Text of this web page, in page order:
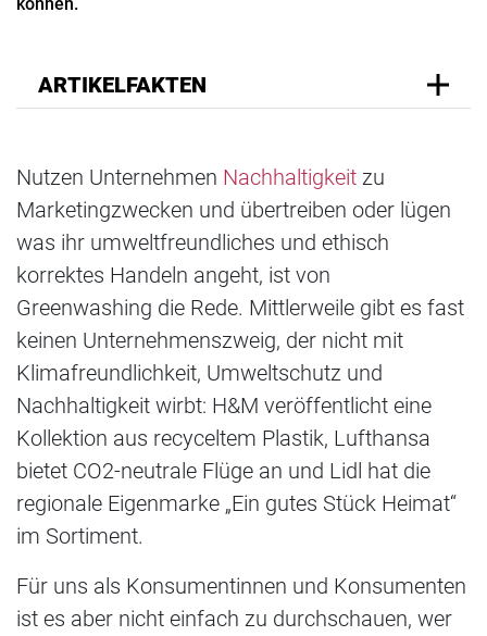
ARTIKELFAKTEN
Nutzen Unternehmen Nachhaltigkeit zu
Marketingzwecken und übertreiben oder lügen
was ihr umweltfreundliches und ethisch
korrektes Handeln angeht, ist von
Greenwashing die Rede. Mittlerweile gibt es fast
keinen Unternehmenszweig, der nicht mit
Klimafreundlichkeit, Umweltschutz und
Nachhaltigkeit wirbt: H&M veröffentlicht eine
Kollektion aus recyceltem Plastik, Lufthansa
bietet CO2-neutrale Flüge an und Lidl hat die
regionale Eigenmarke „Ein gutes Stück Heimat“
im Sortiment.
Für uns als Konsumentinnen und Konsumenten
ist es aber nicht einfach zu durchschauen, wer